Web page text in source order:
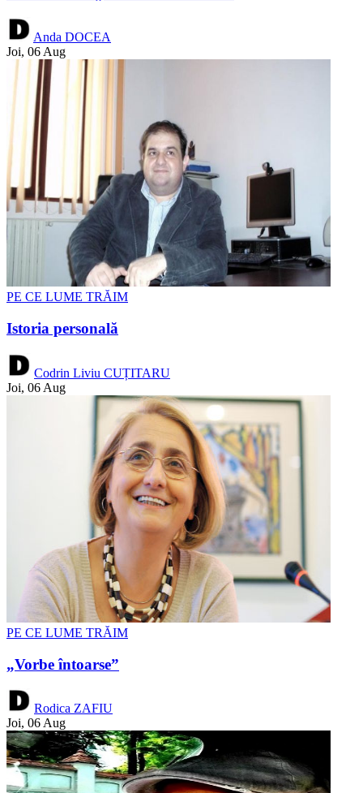
Anda DOCEA
Joi, 06 Aug
PE CE LUME TRĂIM
Istoria personală
Codrin Liviu CUȚITARU
Joi, 06 Aug
PE CE LUME TRĂIM
„Vorbe întoarse”
Rodica ZAFIU
Joi, 06 Aug